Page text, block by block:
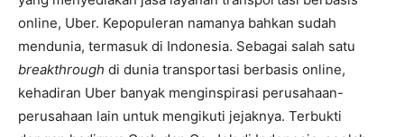
online, Uber. Kepopuleran namanya bahkan sudah
mendunia, termasuk di Indonesia. Sebagai salah satu
breakthrough di dunia transportasi berbasis online,
kehadiran Uber banyak menginspirasi perusahaan-
perusahaan lain untuk mengikuti jejaknya. Terbukti